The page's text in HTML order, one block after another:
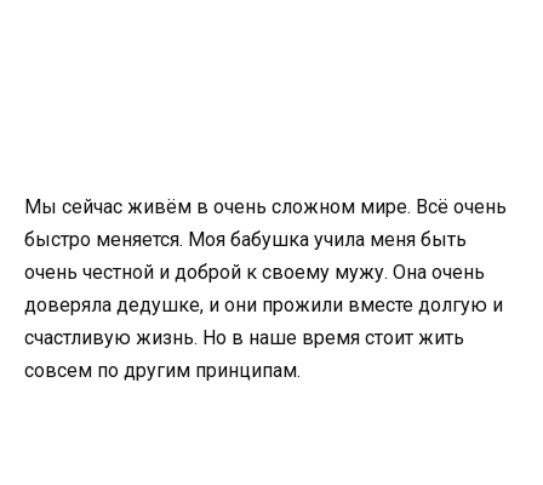
Мы сейчас живём в очень сложном мире. Всё очень
быстро меняется. Моя бабушка учила меня быть
очень честной и доброй к своему мужу. Она очень
доверяла дедушке, и они прожили вместе долгую и
счастливую жизнь. Но в наше время стоит жить
совсем по другим принципам.